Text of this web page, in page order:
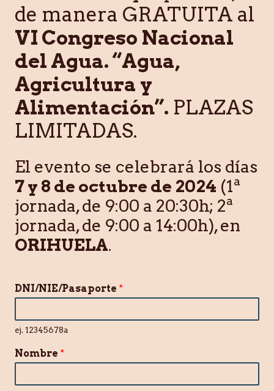
de manera GRATUITA al
VI Congreso Nacional
del Agua. “Agua,
Agricultura y
Alimentación”. PLAZAS
LIMITADAS.
El evento se celebrará los días
7 y 8 de octubre de 2024 (1ª
jornada, de 9:00 a 20:30h; 2ª
jornada, de 9:00 a 14:00h), en
ORIHUELA.
DNI/NIE/Pasaporte *
ej. 12345678a
Nombre *